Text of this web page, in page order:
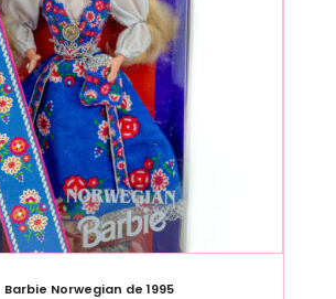
Barbie Norwegian de 1995